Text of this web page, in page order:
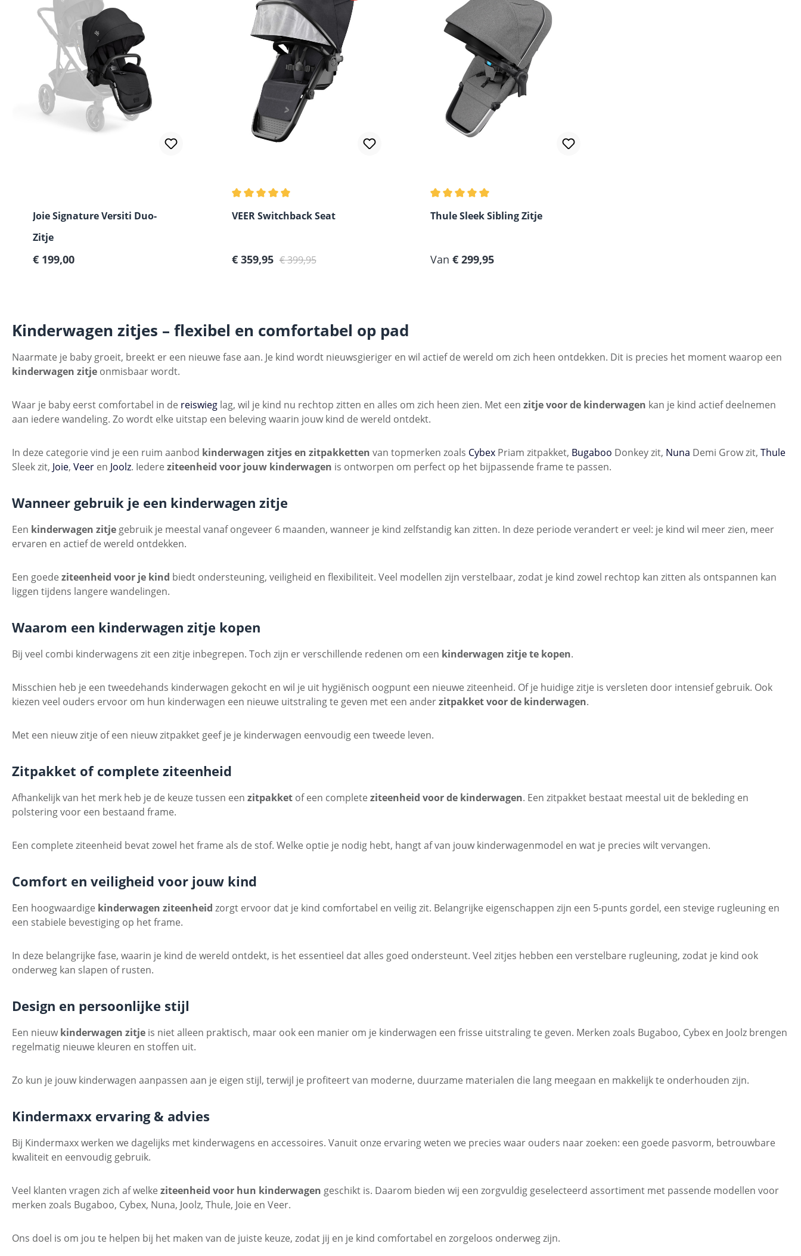
Joie Signature Versiti Duo-
Zitje
Normale prijs:
€ 199,00
VEER Switchback Seat
Verkoopprijs:
€ 359,95 Normale prijs:
€ 399,95
Thule Sleek Sibling Zitje
Normale prijs:
Van € 299,95
Kinderwagen zitjes – flexibel en comfortabel op pad
Naarmate je baby groeit, breekt er een nieuwe fase aan. Je kind wordt nieuwsgieriger en wil actief de wereld om zich heen ontdekken. Dit is precies het moment waarop een
kinderwagen zitje onmisbaar wordt.
Waar je baby eerst comfortabel in de reiswieg lag, wil je kind nu rechtop zitten en alles om zich heen zien. Met een zitje voor de kinderwagen kan je kind actief deelnemen
aan iedere wandeling. Zo wordt elke uitstap een beleving waarin jouw kind de wereld ontdekt.
In deze categorie vind je een ruim aanbod kinderwagen zitjes en zitpakketten van topmerken zoals Cybex Priam zitpakket, Bugaboo Donkey zit, Nuna Demi Grow zit, Thule
Sleek zit, Joie, Veer en Joolz. Iedere ziteenheid voor jouw kinderwagen is ontworpen om perfect op het bijpassende frame te passen.
Wanneer gebruik je een kinderwagen zitje
Een kinderwagen zitje gebruik je meestal vanaf ongeveer 6 maanden, wanneer je kind zelfstandig kan zitten. In deze periode verandert er veel: je kind wil meer zien, meer
ervaren en actief de wereld ontdekken.
Een goede ziteenheid voor je kind biedt ondersteuning, veiligheid en flexibiliteit. Veel modellen zijn verstelbaar, zodat je kind zowel rechtop kan zitten als ontspannen kan
liggen tijdens langere wandelingen.
Waarom een kinderwagen zitje kopen
Bij veel combi kinderwagens zit een zitje inbegrepen. Toch zijn er verschillende redenen om een kinderwagen zitje te kopen.
Misschien heb je een tweedehands kinderwagen gekocht en wil je uit hygiënisch oogpunt een nieuwe ziteenheid. Of je huidige zitje is versleten door intensief gebruik. Ook
kiezen veel ouders ervoor om hun kinderwagen een nieuwe uitstraling te geven met een anderzitpakket voor de kinderwagen.
Met een nieuw zitje of een nieuw zitpakket geef je je kinderwagen eenvoudig een tweede leven.
Zitpakket of complete ziteenheid
Afhankelijk van het merk heb je de keuze tussen een zitpakket of een complete ziteenheid voor de kinderwagen. Een zitpakket bestaat meestal uit de bekleding en
polstering voor een bestaand frame.
Een complete ziteenheid bevat zowel het frame als de stof. Welke optie je nodig hebt, hangt af van jouw kinderwagenmodel en wat je precies wilt vervangen.
Comfort en veiligheid voor jouw kind
Een hoogwaardige kinderwagen ziteenheid zorgt ervoor dat je kind comfortabel en veilig zit. Belangrijke eigenschappen zijn een 5-punts gordel, een stevige rugleuning en
een stabiele bevestiging op het frame.
In deze belangrijke fase, waarin je kind de wereld ontdekt, is het essentieel dat alles goed ondersteunt. Veel zitjes hebben een verstelbare rugleuning, zodat je kind ook
onderweg kan slapen of rusten.
Design en persoonlijke stijl
Een nieuw kinderwagen zitje is niet alleen praktisch, maar ook een manier om je kinderwagen een frisse uitstraling te geven. Merken zoals Bugaboo, Cybex en Joolz brengen
regelmatig nieuwe kleuren en stoffen uit.
Zo kun je jouw kinderwagen aanpassen aan je eigen stijl, terwijl je profiteert van moderne, duurzame materialen die lang meegaan en makkelijk te onderhouden zijn.
Kindermaxx ervaring & advies
Bij Kindermaxx werken we dagelijks met kinderwagens en accessoires. Vanuit onze ervaring weten we precies waar ouders naar zoeken: een goede pasvorm, betrouwbare
kwaliteit en eenvoudig gebruik.
Veel klanten vragen zich af welke ziteenheid voor hun kinderwagen geschikt is. Daarom bieden wij een zorgvuldig geselecteerd assortiment met passende modellen voor
merken zoals Bugaboo, Cybex, Nuna, Joolz, Thule, Joie en Veer.
Ons doel is om jou te helpen bij het maken van de juiste keuze, zodat jij en je kind comfortabel en zorgeloos onderweg zijn.